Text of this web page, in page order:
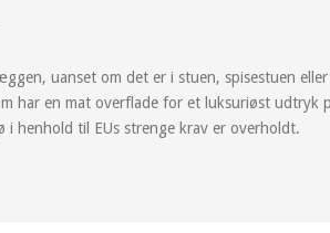
uanset om det er i stuen, spisestuen
har en mat overflade for et luksuriøst udtryk
henhold til EUs strenge krav er overholdt.